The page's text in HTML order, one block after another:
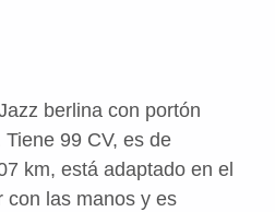
berlina con portón
99 CV, es de
km, está adaptado en el
con las manos y es